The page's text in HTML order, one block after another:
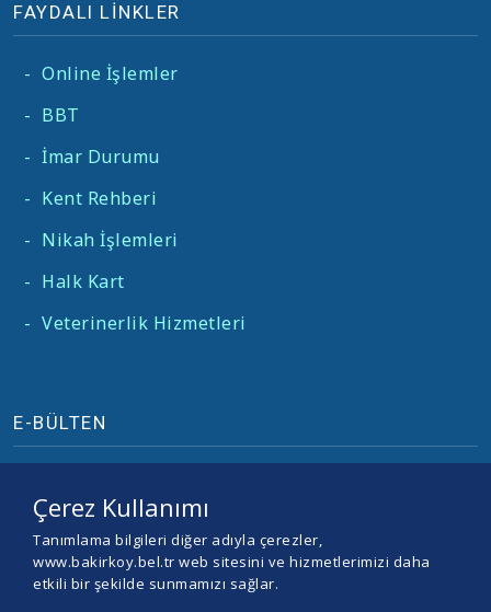
FAYDALI LİNKLER
- Online İşlemler
- BBT
- İmar Durumu
- Kent Rehberi
- Nikah İşlemleri
- Halk Kart
- Veterinerlik Hizmetleri
E-BÜLTEN
Çerez Kullanımı
Tanımlama bilgileri diğer adıyla çerezler,
www.bakirkoy.bel.tr web sitesini ve hizmetlerimizi daha
etkili bir şekilde sunmamızı sağlar.